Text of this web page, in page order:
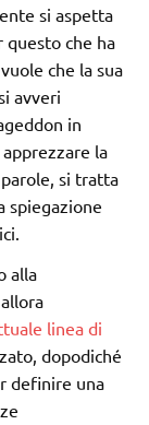
si aspetta
che ha
che la sua
avveri
in
la
si tratta
spiegazione
alla
linea di
dopodiché
definire una